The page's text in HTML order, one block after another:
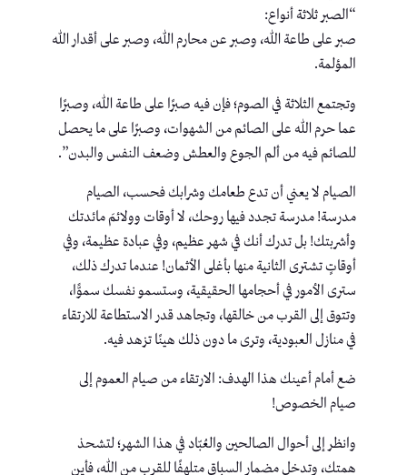
“الصبر ثلاثة أنواع:
صبر على طاعة الله، وصبر عن محارم الله، وصبر على أقدار الله
المؤلمة.
وتجتمع الثلاثة في الصوم؛ فإن فيه صبرًا على طاعة الله، وصبرًا
عما حرم الله على الصائم من الشهوات، وصبرًا على ما يحصل
للصائم فيه من ألم الجوع والعطش وضعف النفس والبدن”.
الصيام لا يعني أن تدع طعامك وشرابك فحسب، الصيام
مدرسة! مدرسة تجدد فيها روحك، لا أوقات وولائمَ مائدتك
وأشربتك! بل تدرك أنك في شهر عظيم، وفي عبادة عظيمة، وفي
أوقاتٍ تشترى الثانية منها بأغلى الأثمان! عندما تدرك ذلك،
سترى الأمور في أحجامها الحقيقية، وستسمو نفسك سموًّا،
وتتوق إلى القرب من خالقها، وتجاهد قدر الاستطاعة للارتقاء
في منازل العبودية، وترى ما دون ذلك هينًا تزهد فيه.
ضع أمام أعينك هذا الهدف: الارتقاء من صيام العموم إلى
صيام الخصوص!
وانظر إلى أحوال الصالحين والعُبّاد في هذا الشهر؛ لتشحذ
همتك، وتدخل مضمار السباق متلهفًا للقرب من الله، فأين